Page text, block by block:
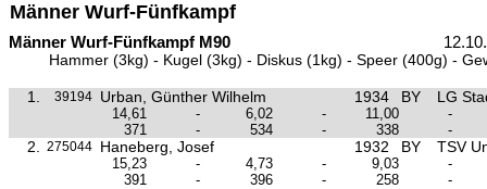
Männer Wurf-Fünfkampf
Männer Wurf-Fünfkampf M90
Hammer (3kg) - Kugel (3kg) - Diskus (1kg) - Speer (400g) -
1. 39194 Urban, Günther Wilhelm 1934 BY LG
14,61 - 6,02 - 11,00
-
371
- 534 - 338 -
2. 275044 Haneberg, Josef 1932 BY TSV
15,23 - 4,73 - 9,03
-
391
- 396 - 258 -